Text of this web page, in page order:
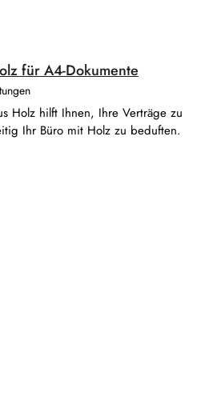
für A4-Dokumente
Holz hilft Ihnen, Ihre Verträge zu
Ihr Büro mit Holz zu beduften.